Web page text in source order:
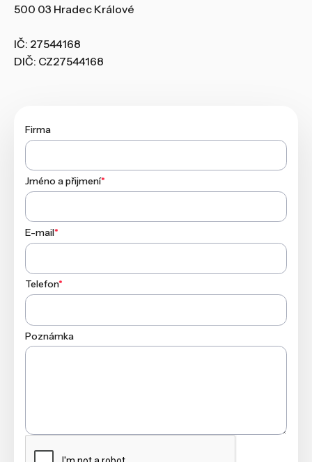
500 03 Hradec Králové
IČ: 27544168
DIČ: CZ27544168
Firma
Jméno a přijmení*
E-mail*
Telefon*
Poznámka